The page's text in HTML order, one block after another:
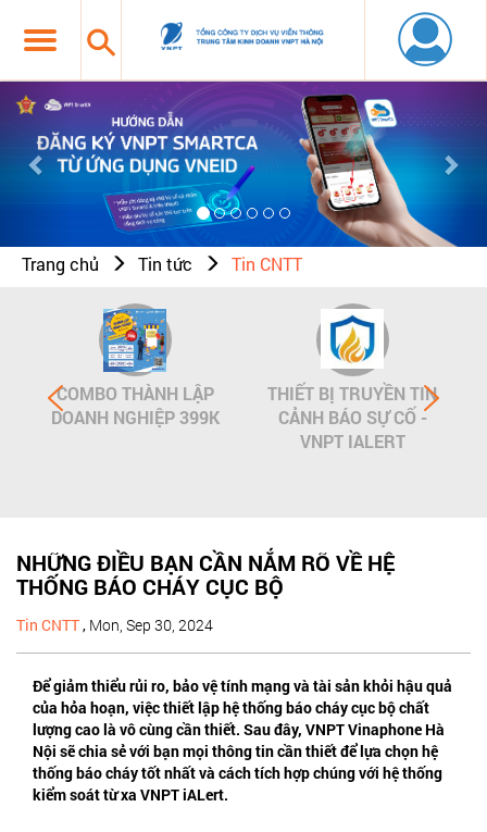
Previous
Trang chủ Tin tức Tin CNTT
COMBO THÀNH LẬP
DOANH NGHIỆP 399K
THIẾT BỊ TRUYỀN TIN
CẢNH BÁO SỰ CỐ -
VNPT IALERT
NHỮNG ĐIỀU BẠN CẦN NẮM RÕ VỀ HỆ
THỐNG BÁO CHÁY CỤC BỘ
Tin CNTT, Mon, Sep 30, 2024
Để giảm thiểu rủi ro, bảo vệ tính mạng và tài sản khỏi hậu quả
của hỏa hoạn, việc thiết lập hệ thống báo cháy cục bộ chất
lượng cao là vô cùng cần thiết. Sau đây, VNPT Vinaphone Hà
Nội sẽ chia sẻ với bạn mọi thông tin cần thiết để lựa chọn hệ
thống báo cháy tốt nhất và cách tích hợp chúng với hệ thống
kiểm soát từ xa VNPT iALert.